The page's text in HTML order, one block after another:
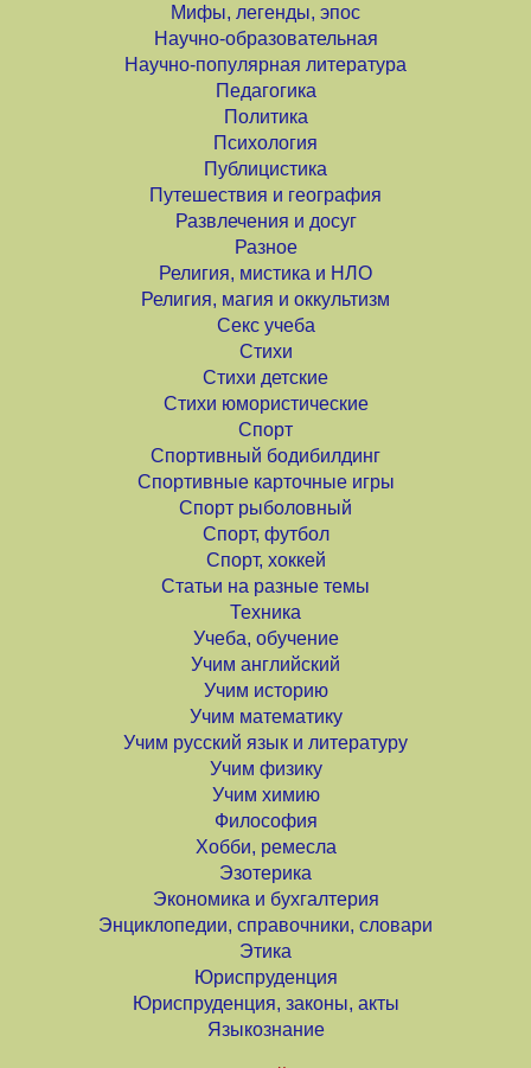
Мифы, легенды, эпос
Научно-образовательная
Научно-популярная литература
Педагогика
Политика
Психология
Публицистика
Путешествия и география
Развлечения и досуг
Разное
Религия, мистика и НЛО
Религия, магия и оккультизм
Секс учеба
Стихи
Стихи детские
Стихи юмористические
Спорт
Спортивный бодибилдинг
Спортивные карточные игры
Спорт рыболовный
Спорт, футбол
Спорт, хоккей
Статьи на разные темы
Техника
Учеба, обучение
Учим английский
Учим историю
Учим математику
Учим русский язык и литературу
Учим физику
Учим химию
Философия
Хобби, ремесла
Эзотерика
Экономика и бухгалтерия
Энциклопедии, справочники, словари
Этика
Юриспруденция
Юриспруденция, законы, акты
Языкознание